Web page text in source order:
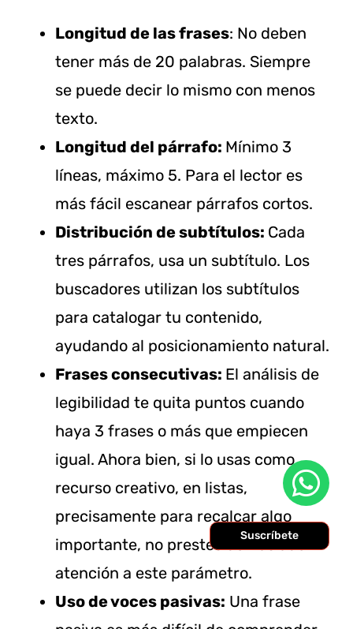
Longitud de las frases: No deben
tener más de 20 palabras. Siempre
se puede decir lo mismo con menos
texto.
Longitud del párrafo: Mínimo 3
líneas, máximo 5. Para el lector es
más fácil escanear párrafos cortos.
Distribución de subtítulos: Cada
tres párrafos, usa un subtítulo. Los
buscadores utilizan los subtítulos
para catalogar tu contenido,
ayudando al posicionamiento natural.
Frases consecutivas: El análisis de
legibilidad te quita puntos cuando
haya 3 frases o más que empiecen
igual. Ahora bien, si lo usas como
recurso creativo, en listas,
precisamente para recalcar algo
importante, no prestes demasiado
atención a este parámetro.
Uso de voces pasivas: Una frase
Suscríbete